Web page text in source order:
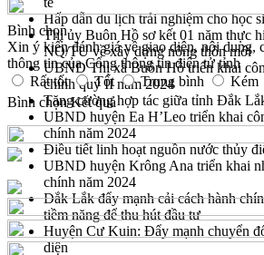
Hấp dẫn du lịch trải nghiệm cho học
Thị ủy Buôn Hồ sơ kết 01 năm thực
NQ/TU về xây dựng nông thôn mới
UBND Thị xã Buôn Hồ triển khai
chính quý II năm 2024
Tăng cường hợp tác giữa tỉnh Đắk
UBND huyện Ea H’Leo triển khai
chính năm 2024
Điều tiết linh hoạt nguồn nước thủy
UBND huyện Krông Ana triển khai
chính năm 2024
Đắk Lắk đẩy mạnh cải cách hành
tiềm năng để thu hút đầu tư
Huyện Cư Kuin: Đẩy mạnh chuyển
diện
Bình chọn
Xin ý kiến đánh giá về giao diện, nội dung,
thông tin của Cổng thông tin điện tử tỉnh
Rất tốt
Tốt Trung bình Kém
Bình chọnKết quả